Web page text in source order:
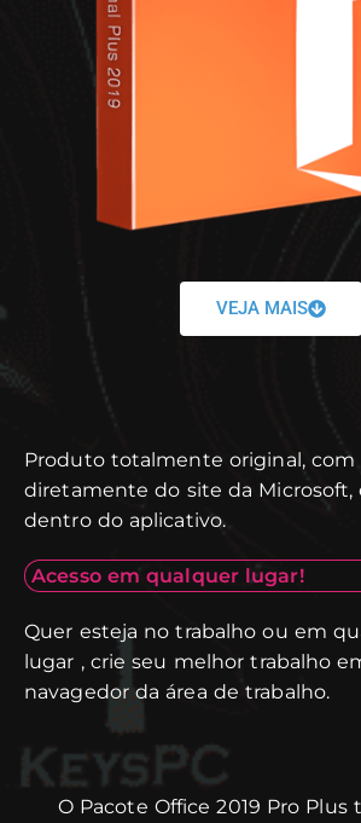
VEJA MAIS
Produto totalmente original, com
diretamente do site da Microsoft,
dentro do aplicativo.
Acesso em qualquer lugar!
Quer esteja no trabalho ou em
lugar , crie seu melhor trabalho
navagedor da área de trabalho.
O Pacote Office 2019 Pro Plus